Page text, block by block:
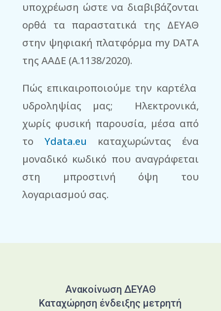
υποχρέωση ώστε να διαβιβάζονται
ορθά τα παραστατικά της ΔΕΥΑΘ
στην ψηφιακή πλατφόρμα my DATA
της ΑΑΔΕ (Α.1138/2020).
Πώς επικαιροποιούμε την καρτέλα
υδροληψίας μας; Ηλεκτρονικά,
χωρίς φυσική παρουσία, μέσα από
το Ydata.eu καταχωρώντας ένα
μοναδικό κωδικό που αναγράφεται
στη μπροστινή όψη του
λογαριασμού σας.
Ανακοίνωση ΔΕΥΑΘ
Καταχώρηση ένδειξης μετρητή